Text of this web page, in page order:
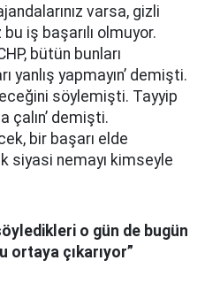
varsa, gizli
iş başarılı olmuyor.
bütün bunları
yanlış yapmayın’ demişti.
söylemişti. Tayyip
çalın’ demişti.
bir başarı elde
siyasi nemayı kimseyle
o gün de bugün
ortaya çıkarıyor”